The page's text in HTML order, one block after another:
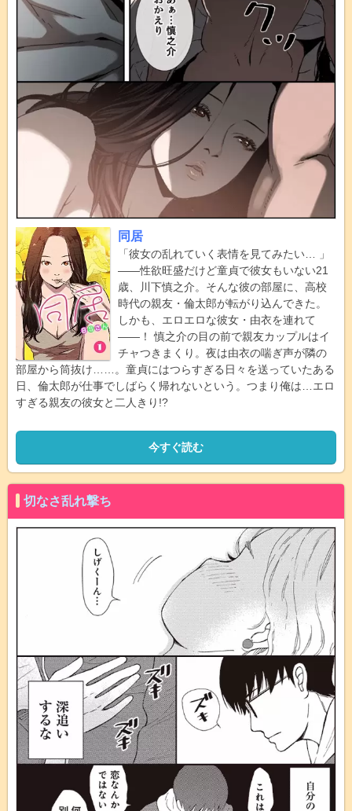
同居
「彼女の乱れていく表情を見てみたい… 」
――性欲旺盛だけど童貞で彼女もいない21
歳、川下慎之介。そんな彼の部屋に、高校
時代の親友・倫太郎が転がり込んできた。
しかも、エロエロな彼女・由衣を連れて
――！ 慎之介の目の前で親友カップルはイ
チャつきまくり。夜は由衣の喘ぎ声が隣の
部屋から筒抜け……。童貞にはつらすぎる日々を送っていたある
日、倫太郎が仕事でしばらく帰れないという。つまり俺は…エロ
すぎる親友の彼女と二人きり!?
今すぐ読む
切なさ乱れ撃ち